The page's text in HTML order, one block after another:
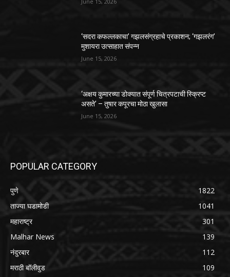
‘सदरा कफल्लकाचा’ गझलसंग्रहाचे प्रकाशन; ‘गझलरंग’
मुशायरा उत्साहात संपन्न
June 15, 2026
‘अक्षय कुमारच्या डोक्यात संपूर्ण चित्रपटाची स्क्रिप्ट
असते’ – तुषार कपूरचा मोठा खुलासा
June 15, 2026
POPULAR CATEGORY
पुणे
1822
ताज्या घडामोडी
1041
महाराष्ट्र
301
Malhar News
139
नंदुरबार
112
मराठी बॉलीवुड
109